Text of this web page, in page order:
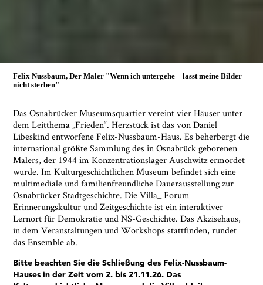
Felix Nussbaum, Der Maler "Wenn ich untergehe – lasst meine Bilder
nicht sterben"
Das Osnabrücker Museumsquartier vereint vier Häuser unter
dem Leitthema „Frieden“. Herzstück ist das von Daniel
Libeskind entworfene Felix-Nussbaum-Haus. Es beherbergt die
international größte Sammlung des in Osnabrück geborenen
Malers, der 1944 im Konzentrationslager Auschwitz ermordet
wurde. Im Kulturgeschichtlichen Museum befindet sich eine
multimediale und familienfreundliche Dauerausstellung zur
Osnabrücker Stadtgeschichte. Die Villa_ Forum
Erinnerungskultur und Zeitgeschichte ist ein interaktiver
Lernort für Demokratie und NS-Geschichte. Das Akzisehaus,
in dem Veranstaltungen und Workshops stattfinden, rundet
das Ensemble ab.
Bitte beachten Sie die Schließung des Felix-Nussbaum-
Hauses in der Zeit vom 2. bis 21.11.26. Das